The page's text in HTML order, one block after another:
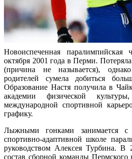
Новоиспеченная паралимпийская
октября 2001 года в Перми. Потеряла
(причина не называется),
родителей сумела добиться
Образование Настя получила в
академии физической
международной спортивной
графику.
Лыжными гонками занимается с
спортивно-адаптивной школе
руководством Алексея Турбина. В
состав сборной команды